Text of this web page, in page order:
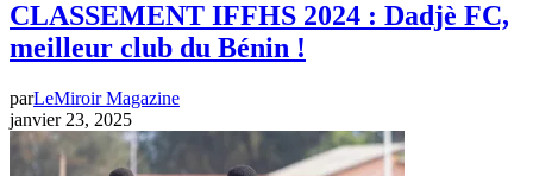
CLASSEMENT IFFHS 2024 : Dadjè FC,
meilleur club du Bénin !
parLeMiroir Magazine
janvier 23, 2025